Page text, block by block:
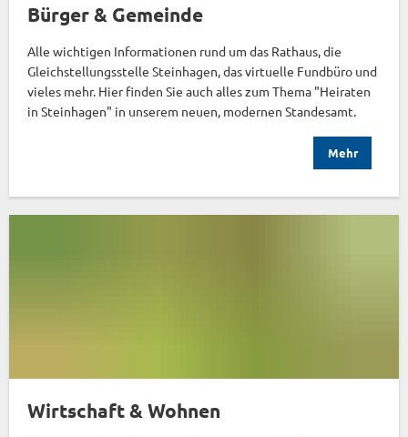
Bürger & Gemeinde
Alle wichtigen Informationen rund um das Rathaus, die
Gleichstellungsstelle Steinhagen, das virtuelle Fundbüro und
vieles mehr. Hier finden Sie auch alles zum Thema "Heiraten
in Steinhagen" in unserem neuen, modernen Standesamt.
Mehr
Wirtschaft & Wohnen